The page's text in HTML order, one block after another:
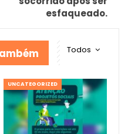
esfaqueado.
Todos
UNCATEGORIZED